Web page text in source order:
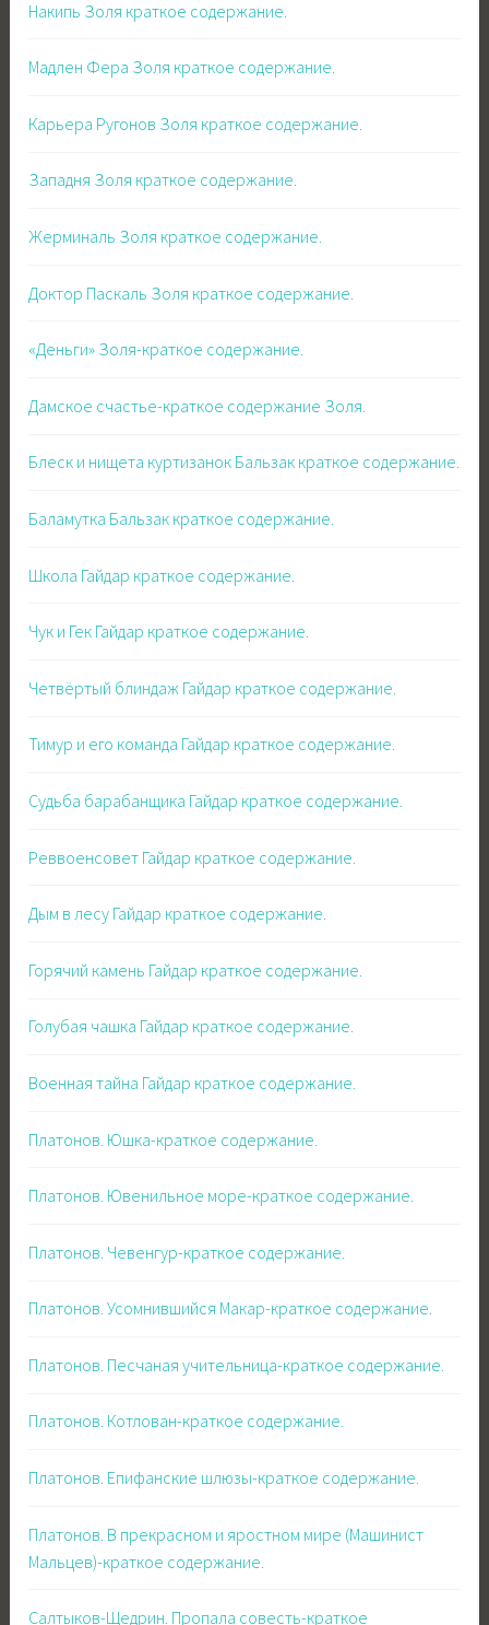
Накипь Золя краткое содержание.
Мадлен Фера Золя краткое содержание.
Карьера Ругонов Золя краткое содержание.
Западня Золя краткое содержание.
Жерминаль Золя краткое содержание.
Доктор Паскаль Золя краткое содержание.
«Деньги» Золя-краткое содержание.
Дамское счастье-краткое содержание Золя.
Блеск и нищета куртизанок Бальзак краткое содержание.
Баламутка Бальзак краткое содержание.
Школа Гайдар краткое содержание.
Чук и Гек Гайдар краткое содержание.
Четвёртый блиндаж Гайдар краткое содержание.
Тимур и его команда Гайдар краткое содержание.
Судьба барабанщика Гайдар краткое содержание.
Реввоенсовет Гайдар краткое содержание.
Дым в лесу Гайдар краткое содержание.
Горячий камень Гайдар краткое содержание.
Голубая чашка Гайдар краткое содержание.
Военная тайна Гайдар краткое содержание.
Платонов. Юшка-краткое содержание.
Платонов. Ювенильное море-краткое содержание.
Платонов. Чевенгур-краткое содержание.
Платонов. Усомнившийся Макар-краткое содержание.
Платонов. Песчаная учительница-краткое содержание.
Платонов. Котлован-краткое содержание.
Платонов. Епифанские шлюзы-краткое содержание.
Платонов. В прекрасном и яростном мире (Машинист
Мальцев)-краткое содержание.
Салтыков-Щедрин. Пропала совесть-краткое